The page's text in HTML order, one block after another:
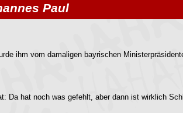
Paul
ihm vom damaligen bayrischen
Da hat noch was gefehlt, aber dann ist wirklich